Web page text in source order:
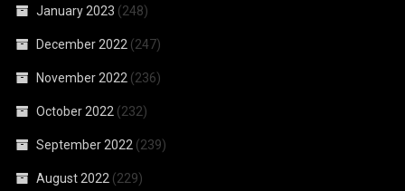
January 2023 (248)
December 2022 (247)
November 2022 (236)
October 2022 (232)
September 2022 (239)
August 2022 (229)